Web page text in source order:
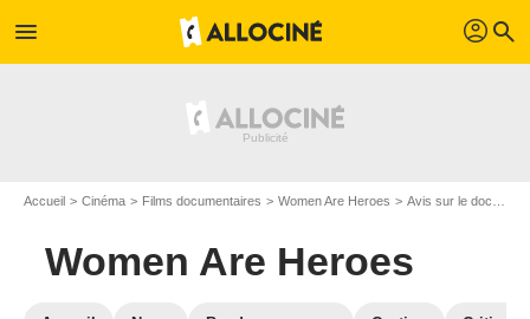
menu profil search
Accueil Cinéma Films documentaires Women Are Heroes Avis sur le documentaire Women Are Heroes
Women Are Heroes